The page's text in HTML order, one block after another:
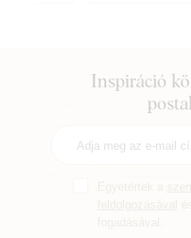
Inspiráció